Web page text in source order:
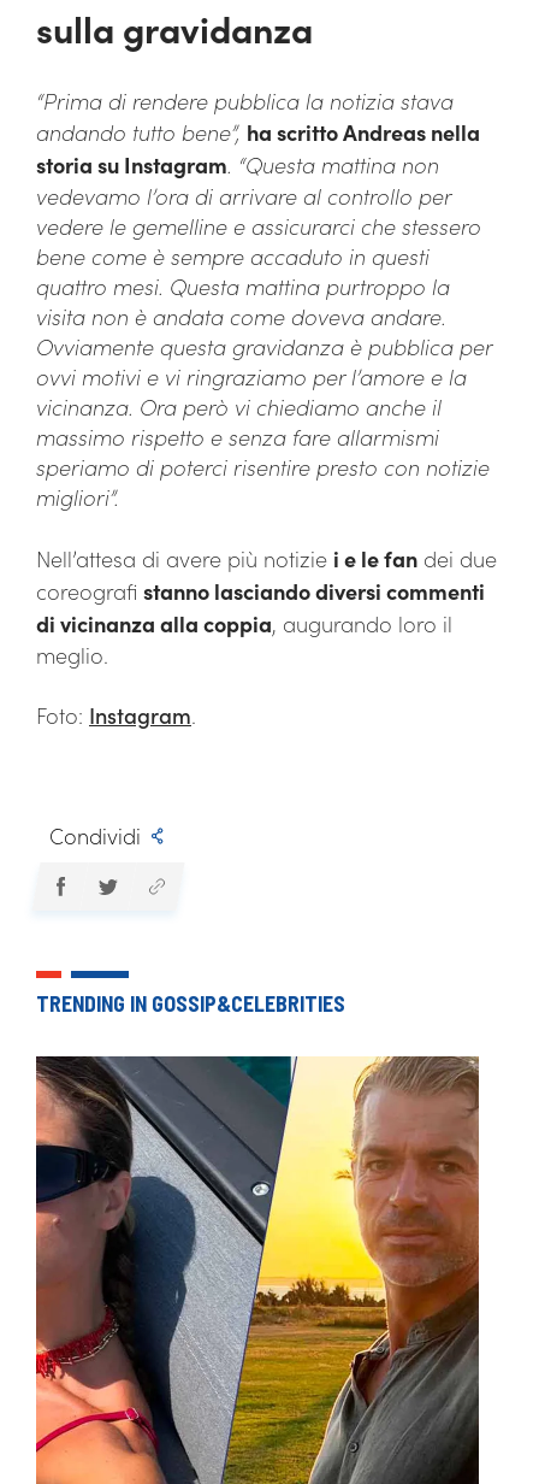
sulla gravidanza
“Prima di rendere pubblica la notizia stava
andando tutto bene”, ha scritto Andreas nella
storia su Instagram. “Questa mattina non
vedevamo l’ora di arrivare al controllo per
vedere le gemelline e assicurarci che stessero
bene come è sempre accaduto in questi
quattro mesi. Questa mattina purtroppo la
visita non è andata come doveva andare.
Ovviamente questa gravidanza è pubblica per
ovvi motivi e vi ringraziamo per l’amore e la
vicinanza. Ora però vi chiediamo anche il
massimo rispetto e senza fare allarmismi
speriamo di poterci risentire presto con notizie
migliori”.
Nell’attesa di avere più notizie i e le fan dei due
coreografi stanno lasciando diversi commenti
di vicinanza alla coppia, augurando loro il
meglio.
Foto: Instagram.
Condividi
TRENDING IN GOSSIP&CELEBRITIES